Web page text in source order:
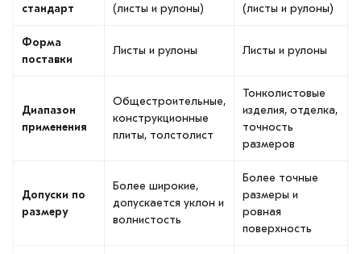
стандарт
(листы и рулоны)
(листы и рулоны)
Форма
поставки
Листы и рулоны Листы и рулоны
Диапазон
применения
Общестроительные,
конструкционные
плиты, толстолист
Тонколистовые
изделия, отделка,
точность
размеров
Допуски по
размеру
Более широкие,
допускается уклон и
волнистость
Более точные
размеры и
ровная
поверхность